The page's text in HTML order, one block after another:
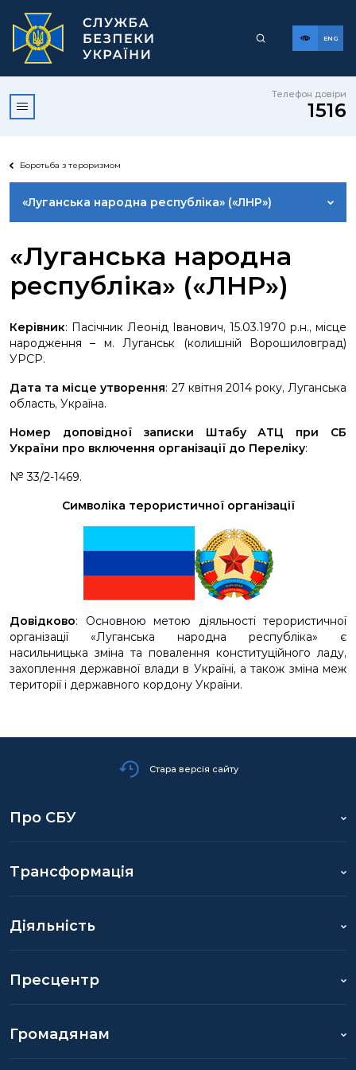
ENG
Телефон довіри
1516
Боротьба з тероризмом
«Луганська народна республіка» («ЛНР»)
«80-Й ОКРЕМИЙ ГВАРДІЙСЬКИЙ РОЗВІДУВАЛЬНИЙ
«АЛЬ-КАЇДА» (АРАБСЬКОЮ: القاعدة, АНГЛІЙСЬКОЮ:
РОКУ «ІСЛАМСЬКА ДЕРЖАВА ІРАКУ ТА ЛЕВАНТУ»
(ІДІЛ), АНГЛІЙСЬКОЮ – «ISIS»)
ТАКОЖ ВІДОМІ ЯК ХУСИТИ, «РУХ ХУСИТІВ»,
ANSARALLAH, ANSARULLAH, PARTISANS OF GOD,
«1-Й СЕМЕНІВСЬКИЙ МОТОСТРІЛЕЦЬКИЙ
МОТОСТРІЛКОВОЇ БРИГАДИ»
14 БАТАЛЬЙОН ТЕРИТОРІАЛЬНОЇ ОБОРОНИ
ЛУГАНСЬКОЇ НАРОДНОЇ РЕСПУБЛІКИ «ПРІЗРАК»
«СССР» (БРЯНКА)
14 ОКРЕМА ГВАРДІЙСЬКА АРТИЛЕРІЙСЬКА
«Луганська народна
республіка» («ЛНР»)
Керівник: Пасічник Леонід Іванович, 15.03.1970 р.н., місце
народження – м. Луганськ (колишній Ворошиловград)
УРСР.
Дата та місце утворення: 27 квітня 2014 року, Луганська
область, Україна.
Номер доповідної записки Штабу АТЦ при СБ
України про включення організації до Переліку:
№ 33/2-1469.
Символіка терористичної організації
Довідково: Основною метою діяльності терористичної
організації «Луганська народна республіка» є
насильницька зміна та повалення конституційного ладу,
захоплення державної влади в Україні, а також зміна меж
території і державного кордону України.
Стара версія сайту
Про СБУ
Трансформація
Діяльність
Пресцентр
Громадянам